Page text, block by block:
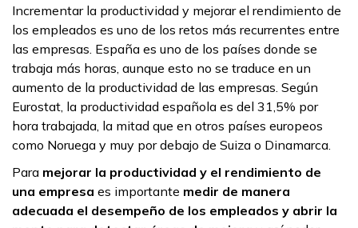
Incrementar la productividad y mejorar el rendimiento de
los empleados es uno de los retos más recurrentes entre
las empresas. España es uno de los países donde se
trabaja más horas, aunque esto no se traduce en un
aumento de la productividad de las empresas. Según
Eurostat, la productividad española es del 31,5% por
hora trabajada, la mitad que en otros países europeos
como Noruega y muy por debajo de Suiza o Dinamarca.
Para mejorar la productividad y el rendimiento de
una empresa es importante medir de manera
adecuada el desempeño de los empleados y abrir la